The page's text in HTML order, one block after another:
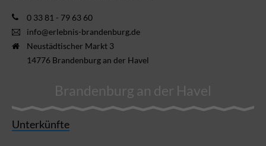
0 33 81 - 79 63 60
info@erlebnis-brandenburg.de
Neustädtischer Markt 3
14776 Brandenburg an der Havel
Brandenburg an der Havel
Unterkünfte